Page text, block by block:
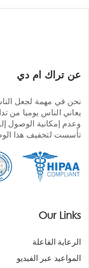
عن تراك ام دي
نحن في مهمة لجعل
يعاني الناس يوميا من
وعدم إمكانية الوصول
تأسست لتخفيف هذا
Our Links
الرعاية الفاعلة
المواعيد عبر الفيديو